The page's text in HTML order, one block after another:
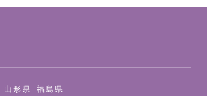
山形県
福島県